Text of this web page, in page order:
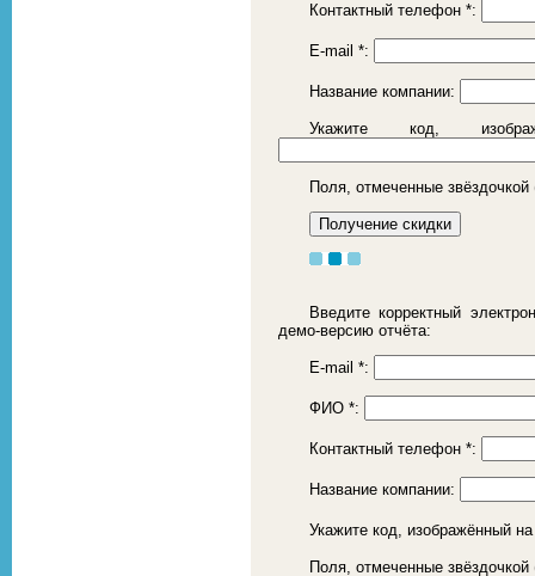
Контактный телефон *:
E-mail *:
Название компании:
Укажите код,
Поля, отмеченные звёздочкой
Введите корректный
демо-версию отчёта:
E-mail *:
ФИО *:
Контактный телефон *:
Название компании:
Укажите код, изображённый
Поля, отмеченные звёздочкой